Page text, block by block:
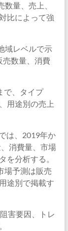
量、売上、
比によって強
域レベルで示
売数量、消費
で、タイプ
用途別の売上
は、2019年か
消費量、市場
を分析する。
場予測は販売
途別で掲載す
害要因、トレ